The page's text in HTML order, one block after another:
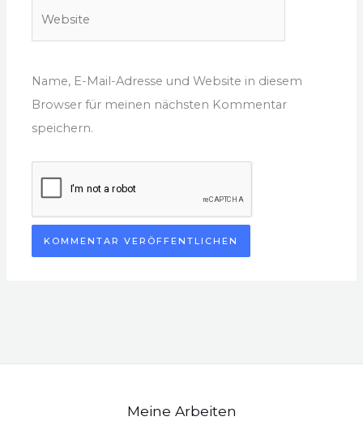
Name, E-Mail-Adresse und Website in diesem
Browser für meinen nächsten Kommentar
speichern.
Meine Arbeiten